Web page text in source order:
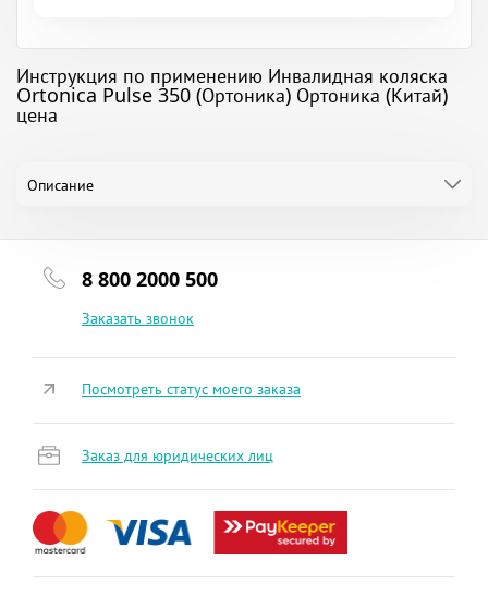
Инструкция по применению Инвалидная коляска
Ortonica Pulse 350 (Ортоника) Ортоника (Китай)
цена
Описание
8 800 2000 500
Заказать звонок
Посмотреть статус моего заказа
Заказ для юридических лиц